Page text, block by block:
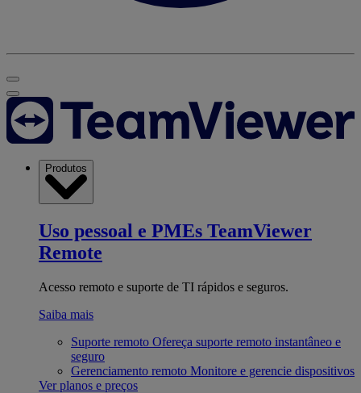
Produtos
Uso pessoal e PMEs TeamViewer
Remote
Acesso remoto e suporte de TI rápidos e seguros.
Saiba mais
Suporte remoto Ofereça suporte remoto instantâneo e
seguro
Gerenciamento remoto Monitore e gerencie dispositivos
Ver planos e preços